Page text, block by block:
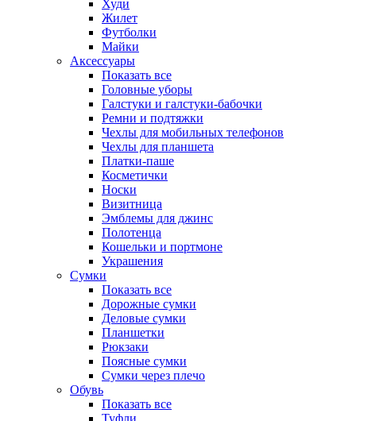
Худи
Жилет
Футболки
Майки
Аксессуары
Показать все
Головные уборы
Галстуки и галстуки-бабочки
Ремни и подтяжки
Чехлы для мобильных телефонов
Чехлы для планшета
Платки-паше
Косметички
Носки
Визитница
Эмблемы для джинс
Полотенца
Кошельки и портмоне
Украшения
Сумки
Показать все
Дорожные сумки
Деловые сумки
Планшетки
Рюкзаки
Поясные сумки
Сумки через плечо
Обувь
Показать все
Туфли